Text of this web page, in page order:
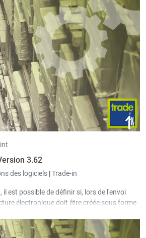
bon de livraison » de Trade-in. Cela permet
lors des impressions ou de la filtrer
3.62
des logiciels |Trade-in
il est possible de définir si, lors de l'envoi
électronique doit être créée sous forme
et fournisseurs, les paramètres